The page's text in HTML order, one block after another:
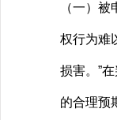
（一）
权行为难
损害。”
的合理预